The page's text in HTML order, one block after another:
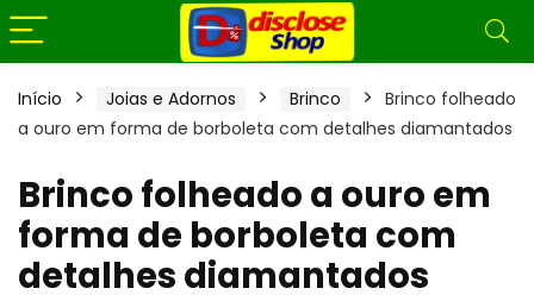
Início Joias e Adornos Brinco
Brinco folheado
a ouro em forma de borboleta com detalhes diamantados
Brinco folheado a ouro em
forma de borboleta com
detalhes diamantados